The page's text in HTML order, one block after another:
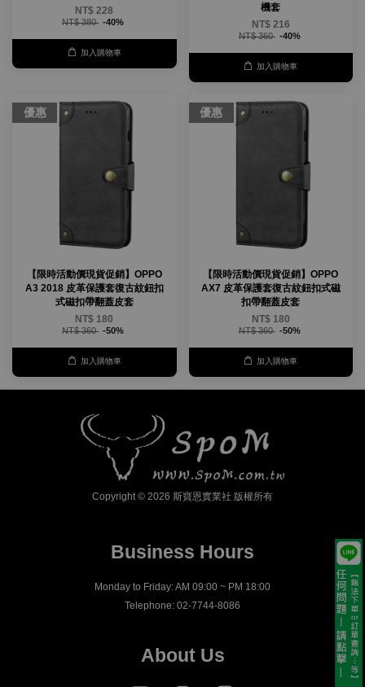
NT$ 228
NT$ 380 -40%
加入購物車
機套
NT$ 216
NT$ 360 -40%
加入購物車
優惠
【限時活動價現貨促銷】OPPO
A3 2018 皮革保護套復古紋鈕扣
式磁扣帶翻蓋皮套
NT$ 180
NT$ 360 -50%
加入購物車
優惠
【限時活動價現貨促銷】OPPO
AX7 皮革保護套復古紋鈕扣式磁
扣帶翻蓋皮套
NT$ 180
NT$ 360 -50%
加入購物車
Copyright © 2026 斯寶恩實業社 版權所有
Business Hours
Monday to Friday: AM 09:00 ~ PM 18:00
Telephone: 02-7744-8086
About Us